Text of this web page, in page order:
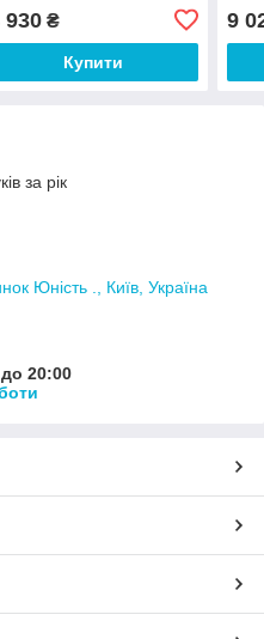
930₴
Купити
9
за рік
Юність ., Київ, Україна
20:00